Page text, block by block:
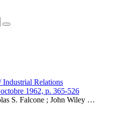
Industrial Relations
1962, p. 365-526
S. Falcone ; John Wiley …